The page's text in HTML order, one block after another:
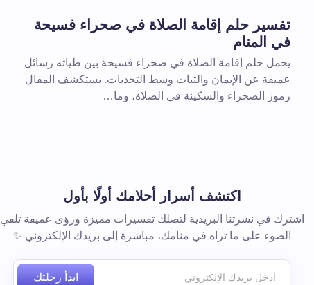
تفسير حلم إقامة الصلاة في صحراء فسيحة
في المنام
يحمل حلم إقامة الصلاة في صحراء فسيحة بين طياته رسائل
عميقة عن الإيمان والثبات وسط التحديات. يستكشف المقال
رموز الصحراء والسكينة في الصلاة، وما…
اكتشف أسرار أحلامك أولًا بأول
اشترك في نشرتنا البريدية لتصلك تفسيرات مميزة ورؤى عميقة تلقي
الضوء على ما تراه في منامك، مباشرة إلى بريدك الإلكتروني ✨
ابدأ رحلتك